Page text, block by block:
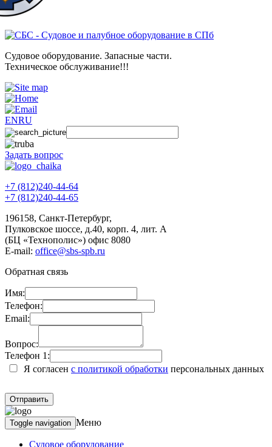
Судовое оборудование. Запасные части.
Техническое обслуживание!!!
ENRU
Задать вопрос
+7 (812)240-44-64
+7 (812)240-44-65
196158, Санкт-Петербург,
Пулковское шоссе, д.40, корп. 4, лит. А
(БЦ «Технополис») офис 8080
E-mail: office@sbs-spb.ru
Обратная связь
Имя:
Телефон:
Email:
Вопрос:
Телефон 1:
Я согласен с политикой обработки персональных данных
Toggle navigation Меню
Судовое оборудование